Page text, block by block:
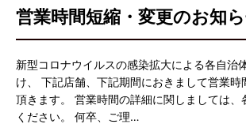
営業時間短縮・変更のお知
新型コロナウイルスの感染拡大による各自治
け、 下記店舗、下記期間におきまして営業時
頂きます。 営業時間の詳細に関しましては、
ください。 何卒、ご理…